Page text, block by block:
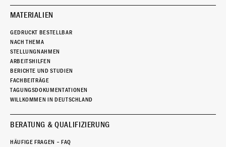
MATERIALIEN
GEDRUCKT BESTELLBAR
NACH THEMA
STELLUNGNAHMEN
ARBEITSHILFEN
BERICHTE UND STUDIEN
FACHBEITRÄGE
TAGUNGSDOKUMENTATIONEN
WILLKOMMEN IN DEUTSCHLAND
BERATUNG & QUALIFIZIERUNG
HÄUFIGE FRAGEN – FAQ